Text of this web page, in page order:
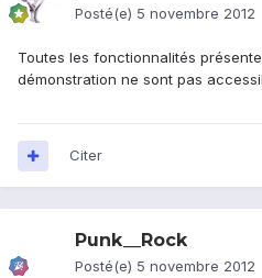
Posté(e) 5 novembre 2012
Toutes les fonctionnalités
démonstration ne sont pas
Citer
Punk__Rock
Posté(e) 5 novembre 2012